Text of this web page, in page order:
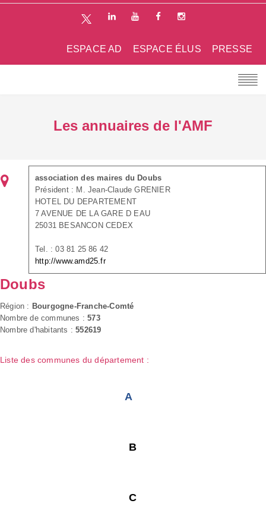
PRESSE
ESPACE ÉLUS
ESPACE AD
Les annuaires de l'AMF
association des maires du Doubs
Président : M. Jean-Claude GRENIER
HOTEL DU DEPARTEMENT
7 AVENUE DE LA GARE D EAU
25031 BESANCON CEDEX
Tel. : 03 81 25 86 42
http://www.amd25.fr
Doubs
Région : Bourgogne-Franche-Comté
Nombre de communes :573
Nombre d'habitants :552619
Liste des communes du département :
A
B
C